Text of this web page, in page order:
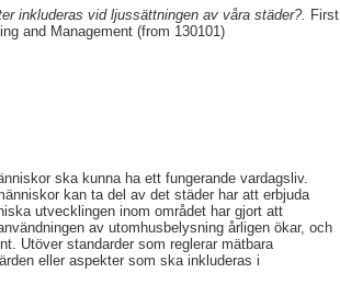
inkluderas vid ljussättningen av våra städer?. First
and Management (from 130101)
ska kunna ha ett fungerande vardagsliv.
kan ta del av det städer har att erbjuda
utvecklingen inom området har gjort att
av utomhusbelysning årligen ökar, och
Utöver standarder som reglerar mätbara
eller aspekter som ska inkluderas i